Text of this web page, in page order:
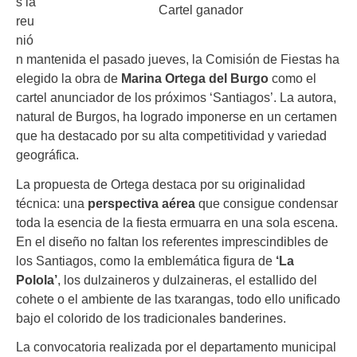
Cartel ganador
reu
nió
n mantenida el pasado jueves, la Comisión de Fiestas ha
elegido la obra de Marina Ortega del Burgo como el
cartel anunciador de los próximos ‘Santiagos’. La autora,
natural de Burgos, ha logrado imponerse en un certamen
que ha destacado por su alta competitividad y variedad
geográfica.
La propuesta de Ortega destaca por su originalidad
técnica: una perspectiva aérea que consigue condensar
toda la esencia de la fiesta ermuarra en una sola escena.
En el diseño no faltan los referentes imprescindibles de
los Santiagos, como la emblemática figura de ‘La
Polola’ , los dulzaineros y dulzaineras, el estallido del
cohete o el ambiente de las txarangas, todo ello unificado
bajo el colorido de los tradicionales banderines.
La convocatoria realizada por el departamento municipal